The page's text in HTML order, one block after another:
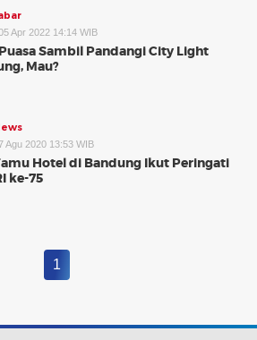
Apr 2022 14:14 WIB
Sambil Pandangi City Light
Mau?
Agu 2020 13:53 WIB
Hotel di Bandung Ikut Peringati
ke-75
1